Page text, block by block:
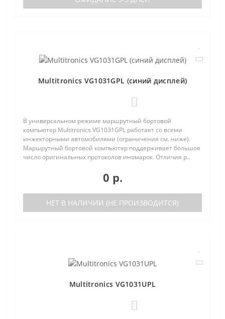
Multitronics VG1031GPL (синий дисплей)
В универсальном режиме маршрутный бортовой
компьютер Multitronics VG1031GPL работает со всеми
инжекторными автомобилями (ограничения см. ниже).
Маршрутный бортовой компьютер поддерживает большое
число оригинальных протоколов иномарок. Отличия р..
0 р.
НЕТ В НАЛИЧИИ (НЕ ПРОИЗВОДИТСЯ)
Multitronics VG1031UPL